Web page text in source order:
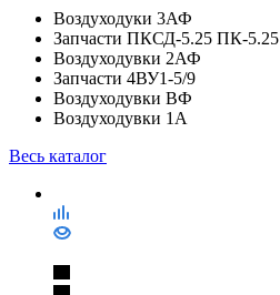
Воздуходуки 3АФ
Запчасти ПКСД-5.25 ПК-5.25
Воздуходувки 2АФ
Запчасти 4ВУ1-5/9
Воздуходувки ВФ
Воздуходувки 1А
Весь каталог